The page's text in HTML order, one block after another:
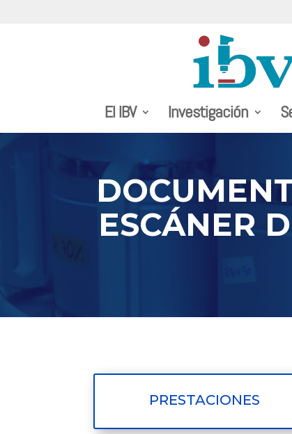
El IBV Investigación
ESCÁNER
PRESTACIONES